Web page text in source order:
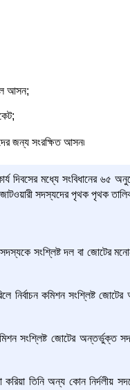
আসন;
জন্য সংরক্ষিত আসন৷
দিবসের মধ্যে সংবিধানের ৬৫
জোটওয়ারী সদস্যদের পৃথক পৃথক
সংশ্লিষ্ট দল বা জোটের
কমিশন সংশ্লিষ্ট
সংশ্লিষ্ট জোটের অন্তর্ভুক্ত
তিনি অন্য কোন নির্দলীয়